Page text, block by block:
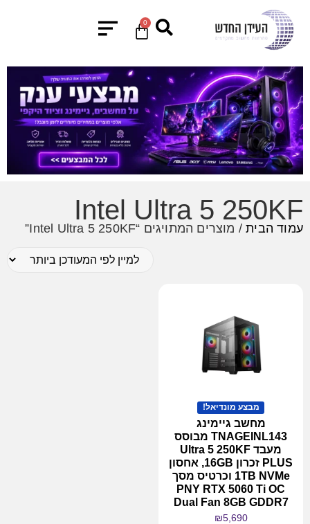
0
Intel Ultra 5 250KF
עמוד הבית/ מוצרים המתויגים “Intel Ultra 5 250KF”
מבצע מונדיאל!
מחשב גיימינג
TNAGEINL143 מבוסס
מעבד Ultra 5 250KF
PLUS זכרון 16GB, אחסון
1TB NVMe וכרטיס מסך
PNY RTX 5060 Ti OC
Dual Fan 8GB GDDR7
₪5,690